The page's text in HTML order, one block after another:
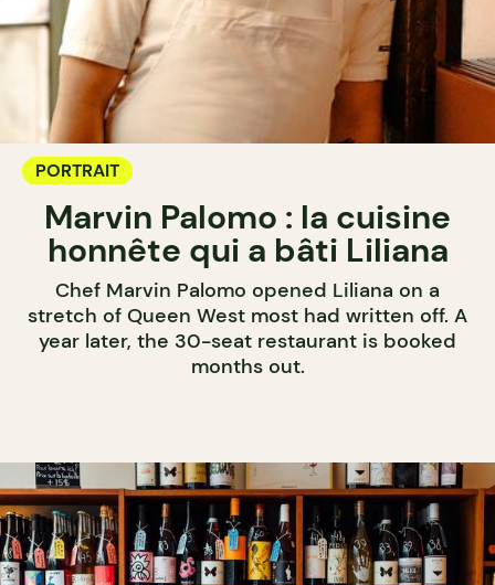
PORTRAIT
Marvin Palomo : la cuisine
honnête qui a bâti Liliana
Chef Marvin Palomo opened Liliana on a
stretch of Queen West most had written off. A
year later, the 30-seat restaurant is booked
months out.